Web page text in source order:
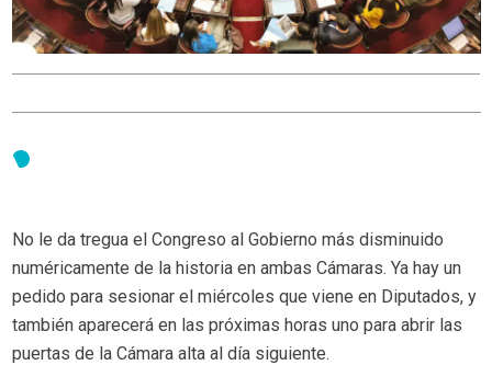
No le da tregua el Congreso al Gobierno más disminuido
numéricamente de la historia en ambas Cámaras. Ya hay un
pedido para sesionar el miércoles que viene en Diputados, y
también aparecerá en las próximas horas uno para abrir las
puertas de la Cámara alta al día siguiente.